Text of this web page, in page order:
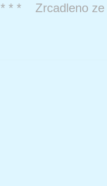
* * * Zrcadleno ze